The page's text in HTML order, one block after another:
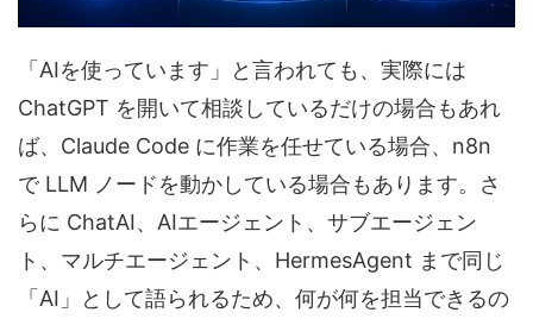
「AIを使っています」と言われても、実際には
ChatGPT を開いて相談しているだけの場合もあれ
ば、Claude Code に作業を任せている場合、n8n
で LLM ノードを動かしている場合もあります。さ
らに ChatAI、AIエージェント、サブエージェン
ト、マルチエージェント、HermesAgent まで同じ
「AI」として語られるため、何が何を担当できるの